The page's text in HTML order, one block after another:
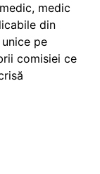
medic
din
pe
comisiei ce